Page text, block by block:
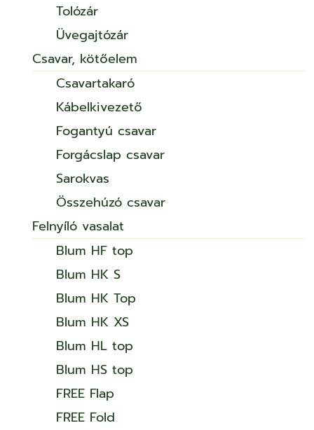
Tolózár
Üvegajtózár
Csavar, kötőelem
Csavartakaró
Kábelkivezető
Fogantyú csavar
Forgácslap csavar
Sarokvas
Összehúzó csavar
Felnyíló vasalat
Blum HF top
Blum HK S
Blum HK Top
Blum HK XS
Blum HL top
Blum HS top
FREE Flap
FREE Fold